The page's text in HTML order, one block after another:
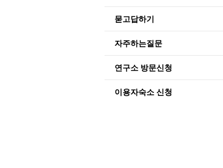
묻고답하기
자주하는질문
연구소 방문신청
이용자숙소 신청